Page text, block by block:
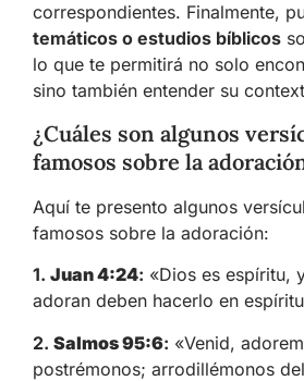
correspondientes. Finalmente,
temáticos o estudios bíblicos
lo que te permitirá no solo
sino también entender su
¿Cuáles son algunos
famosos sobre la
Aquí te presento algunos
famosos sobre la adoración:
1. Juan 4:24: «Dios es espíritu,
adoran deben hacerlo en
2. Salmos 95:6: «Venid,
postrémonos; arrodillémonos